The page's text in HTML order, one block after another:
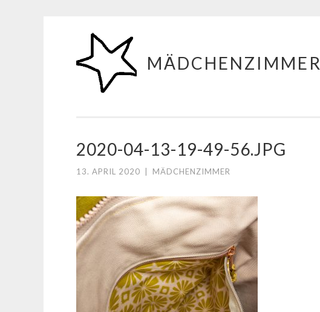
Zum
Inhalt
springen
MÄDCHENZIMMER
2020-04-13-19-49-56.JPG
13. APRIL 2020 MÄDCHENZIMMER